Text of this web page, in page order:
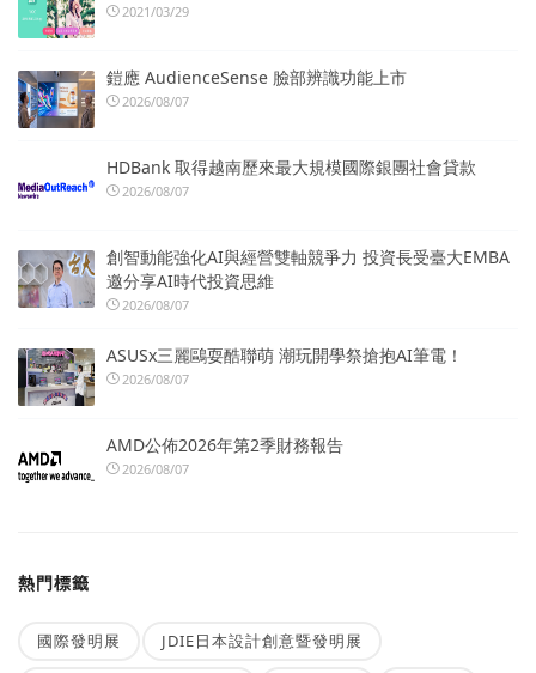
2021/03/29
鎧應 AudienceSense 臉部辨識功能上市
2026/08/07
HDBank 取得越南歷來最大規模國際銀團社會貸款
2026/08/07
創智動能強化AI與經營雙軸競爭力 投資長受臺大EMBA
邀分享AI時代投資思維
2026/08/07
ASUSx三麗鷗耍酷聯萌 潮玩開學祭搶抱AI筆電！
2026/08/07
AMD公佈2026年第2季財務報告
2026/08/07
熱門標籤
國際發明展 JDIE日本設計創意暨發明展